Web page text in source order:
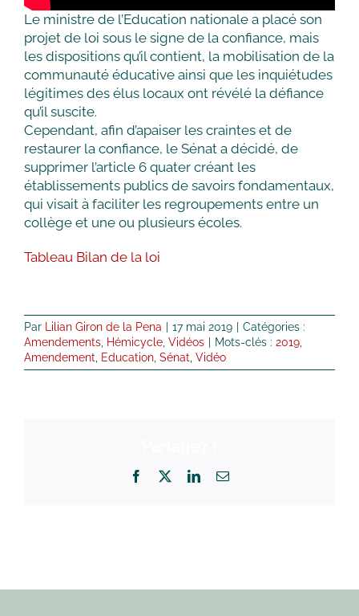
Le ministre de l’Education nationale a placé son
projet de loi sous le signe de la confiance, mais
les dispositions qu’il contient, la mobilisation de la
communauté éducative ainsi que les inquiétudes
légitimes des élus locaux ont révélé la défiance
qu’il suscite.
Cependant, afin d’apaiser les craintes et de
restaurer la confiance, le Sénat a décidé, de
supprimer l’article 6 quater créant les
établissements publics de savoirs fondamentaux,
qui visait à faciliter les regroupements entre un
collège et une ou plusieurs écoles.
Tableau Bilan de la loi
Par Lilian Giron de la Pena 17 mai 2019
Catégories :
Amendements Hémicycle Vidéos Mots-clés : 2019
Amendement
Education Sénat Vidéo
Facebook LinkedInEmail